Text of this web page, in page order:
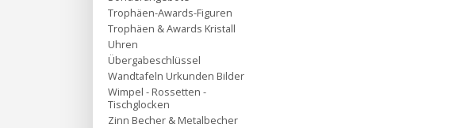
Trophäen-Awards-Figuren
Trophäen & Awards Kristall
Uhren
Übergabeschlüssel
Wandtafeln Urkunden Bilder
Wimpel - Rossetten -
Tischglocken
Zinn Becher & Metalbecher